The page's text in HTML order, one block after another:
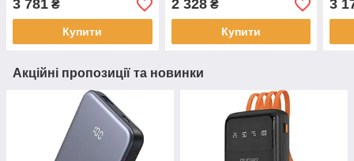
3 781 ₴
Купити
2 328₴
Купити
3
Акційні пропозиції та новинки